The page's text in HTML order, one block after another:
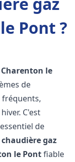
Pont ?
Charenton le
de
C'est
de
chaudière gaz
le Pontfiable